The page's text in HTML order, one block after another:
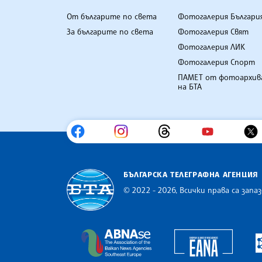
От българите по света
За българите по света
Фотогалерия
Фотогалерия Свят
Фотогалерия ЛИК
Фотогалерия Спорт
ПАМЕТ от
на БТА
БЪЛГАРСКА ТЕЛЕГРАФНА АГЕНЦИЯ
© 2022 - 2026, Всички права са
The Assocoation of the